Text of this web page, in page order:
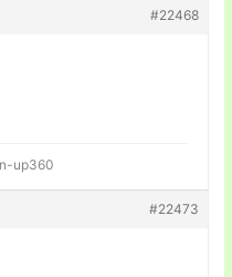
#22468
up360
#22473